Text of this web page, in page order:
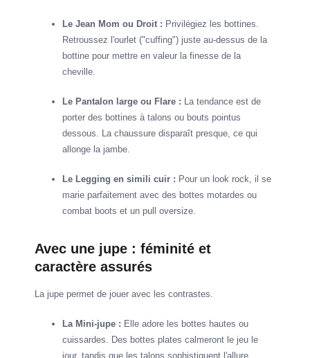
Le Jean Mom ou Droit : Privilégiez les bottines.
Retroussez l'ourlet ("cuffing") juste au-dessus de la
bottine pour mettre en valeur la finesse de la
cheville.
Le Pantalon large ou Flare : La tendance est de
porter des bottines à talons ou bouts pointus
dessous. La chaussure disparaît presque, ce qui
allonge la jambe.
Le Legging en simili cuir : Pour un look rock, il se
marie parfaitement avec des bottes motardes ou
combat boots et un pull oversize.
Avec une jupe : féminité et
caractère assurés
La jupe permet de jouer avec les contrastes.
La Mini-jupe : Elle adore les bottes hautes ou
cuissardes. Des bottes plates calmeront le jeu le
jour, tandis que les talons sophistiquent l'allure.